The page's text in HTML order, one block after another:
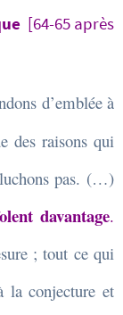
[64-65 après
d’emblée à
des raisons qui
pas. (…)
davantage.
; tout ce qui
la conjecture et